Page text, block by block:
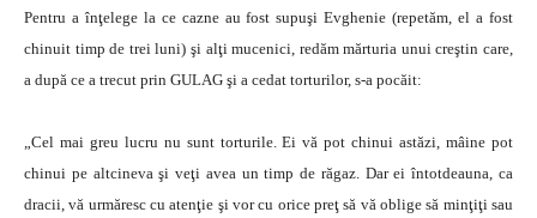
Pentru a înţelege la ce cazne au fost supuşi Evghenie (repetăm, el a fost
chinuit timp de trei luni) şi alţi mucenici, redăm mărturia unui creştin care,
a după ce a trecut prin GULAG şi a cedat torturilor, s-a pocăit:
„Cel mai greu lucru nu sunt torturile. Ei vă pot chinui astăzi, mâine pot
chinui pe altcineva şi veţi avea un timp de răgaz. Dar ei întotdeauna, ca
dracii, vă urmăresc cu atenţie şi vor cu orice preţ să vă oblige să minţiţi sau